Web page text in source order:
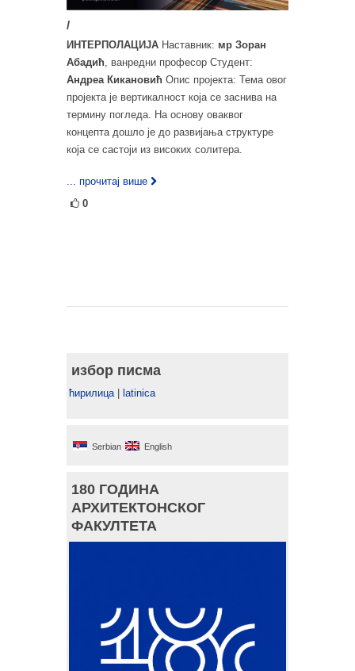
/
ИНТЕРПОЛАЦИЈА Наставник: мр Зоран
Абадић , ванредни професор Студент:
Андреа Кикановић Опис пројекта: Тема овог
пројекта је вертикалност која се заснива на
термину погледа. На основу оваквог
концепта дошло је до развијања структуре
која се састоји из високих солитера.
... прочитај више
0
избор писма
ћирилица latinica
Serbian English
180 ГОДИНА
АРХИТЕКТОНСКОГ
ФАКУЛТЕТА